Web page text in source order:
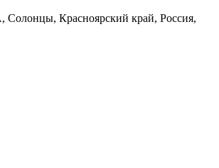
Солонцы, Красноярский край, Россия,